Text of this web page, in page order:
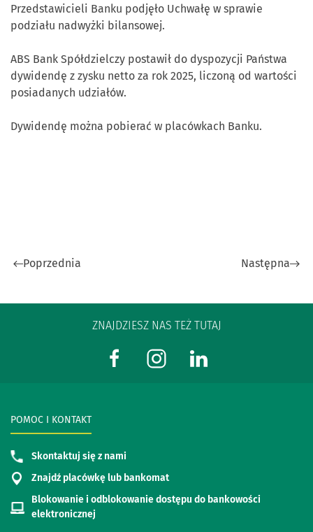
Przedstawicieli Banku podjęło Uchwałę w sprawie
podziału nadwyżki bilansowej.
ABS Bank Spółdzielczy postawił do dyspozycji Państwa
dywidendę z zysku netto za rok 2025, liczoną od wartości
posiadanych udziałów.
Dywidendę można pobierać w placówkach Banku.
Poprzednia Następna
ZNAJDZIESZ NAS TEŻ TUTAJ
POMOC I KONTAKT
Skontaktuj się z nami
Znajdź placówkę lub bankomat
Blokowanie i odblokowanie dostępu do bankowości
elektronicznej